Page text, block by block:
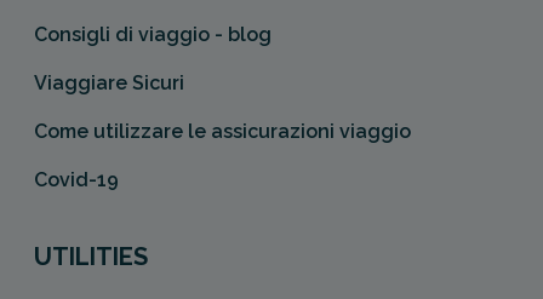
Consigli di viaggio - blog
Viaggiare Sicuri
Come utilizzare le assicurazioni viaggio
Covid-19
UTILITIES